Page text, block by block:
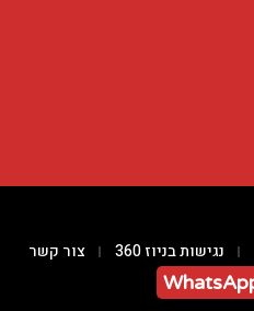
נגישות בניוז 360 צור קשר